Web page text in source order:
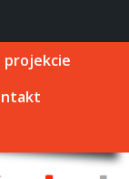
projekcie